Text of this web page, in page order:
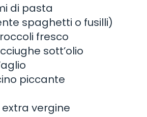
di pasta
spaghetti o fusilli)
fresco
sott’olio
piccante
extra vergine